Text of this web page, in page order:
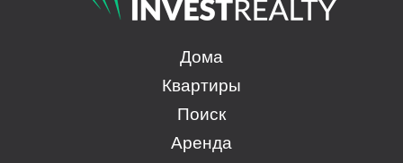
Дома
Квартиры
Поиск
Аренда